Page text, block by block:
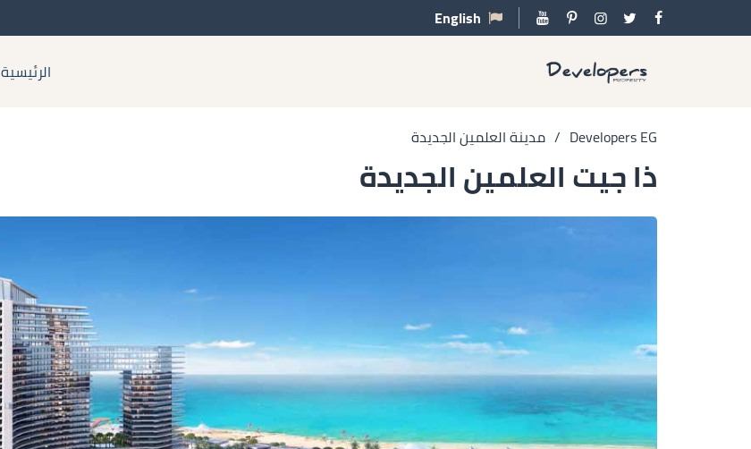
English
الرئيسية
Developers EG
/ مدينة العلمين الجديدة
ذا جيت العلمين الجديدة